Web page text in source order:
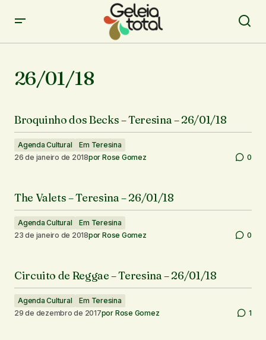
26/01/18
Broquinho dos Becks – Teresina – 26/01/18
Agenda Cultural
Em Teresina
26 de janeiro de 2018por Rose Gomez 0
The Valets – Teresina – 26/01/18
Agenda Cultural
Em Teresina
23 de janeiro de 2018por Rose Gomez 0
Circuito de Reggae – Teresina – 26/01/18
Agenda Cultural
Em Teresina
29 de dezembro de 2017por Rose Gomez 1